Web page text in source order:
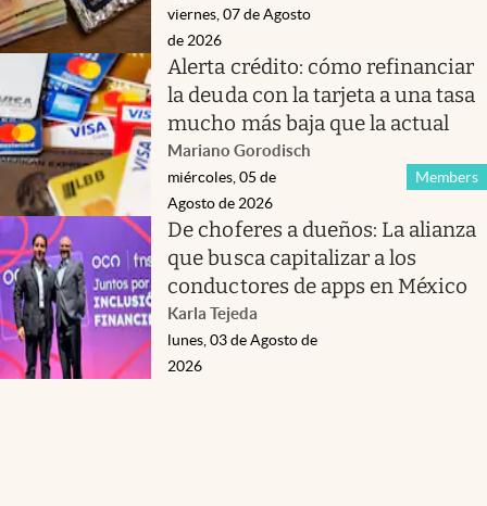
viernes, 07 de Agosto
de 2026
Alerta crédito: cómo refinanciar
la deuda con la tarjeta a una tasa
mucho más baja que la actual
Mariano Gorodisch
Members
miércoles, 05 de
Agosto de 2026
De choferes a dueños: La alianza
que busca capitalizar a los
conductores de apps en México
Karla Tejeda
lunes, 03 de Agosto de
2026